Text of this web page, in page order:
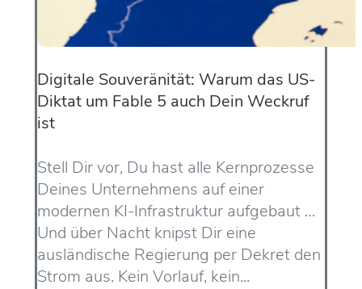
Digitale Souveränität: Warum das US-
Diktat um Fable 5 auch Dein Weckruf
ist
Stell Dir vor, Du hast alle Kernprozesse
Deines Unternehmens auf einer
modernen KI-Infrastruktur aufgebaut …
Und über Nacht knipst Dir eine
ausländische Regierung per Dekret den
Strom aus. Kein Vorlauf, kein...